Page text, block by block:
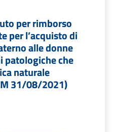
per rimborso
per l’acquisto di
alle donne
patologiche che
naturale
31/08/2021)